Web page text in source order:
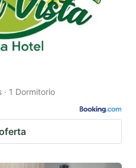
· 1 Dormitorio